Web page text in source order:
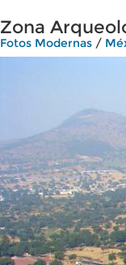
Zona
Fotos Modernas /